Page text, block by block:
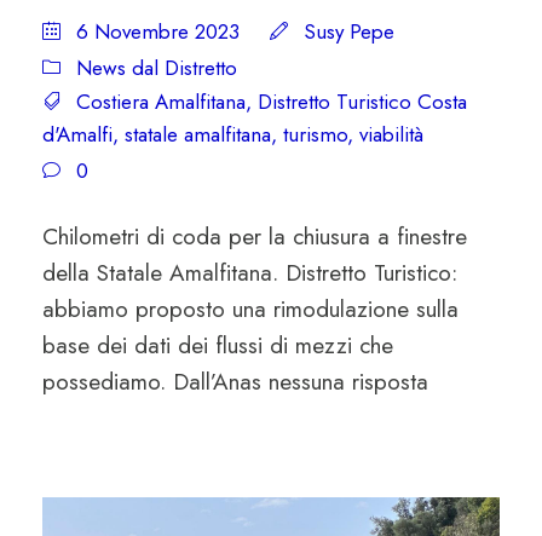
6 Novembre 2023
Susy Pepe
News dal Distretto
Costiera Amalfitana, Distretto Turistico Costa
d'Amalfi, statale amalfitana, turismo, viabilità
0
Chilometri di coda per la chiusura a finestre
della Statale Amalfitana. Distretto Turistico:
abbiamo proposto una rimodulazione sulla
base dei dati dei flussi di mezzi che
possediamo. Dall’Anas nessuna risposta